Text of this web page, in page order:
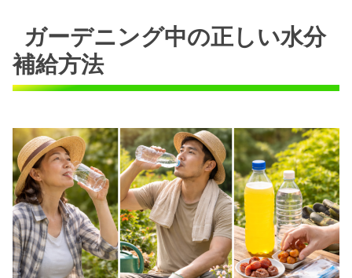
ガーデニング中の正しい水分
補給方法